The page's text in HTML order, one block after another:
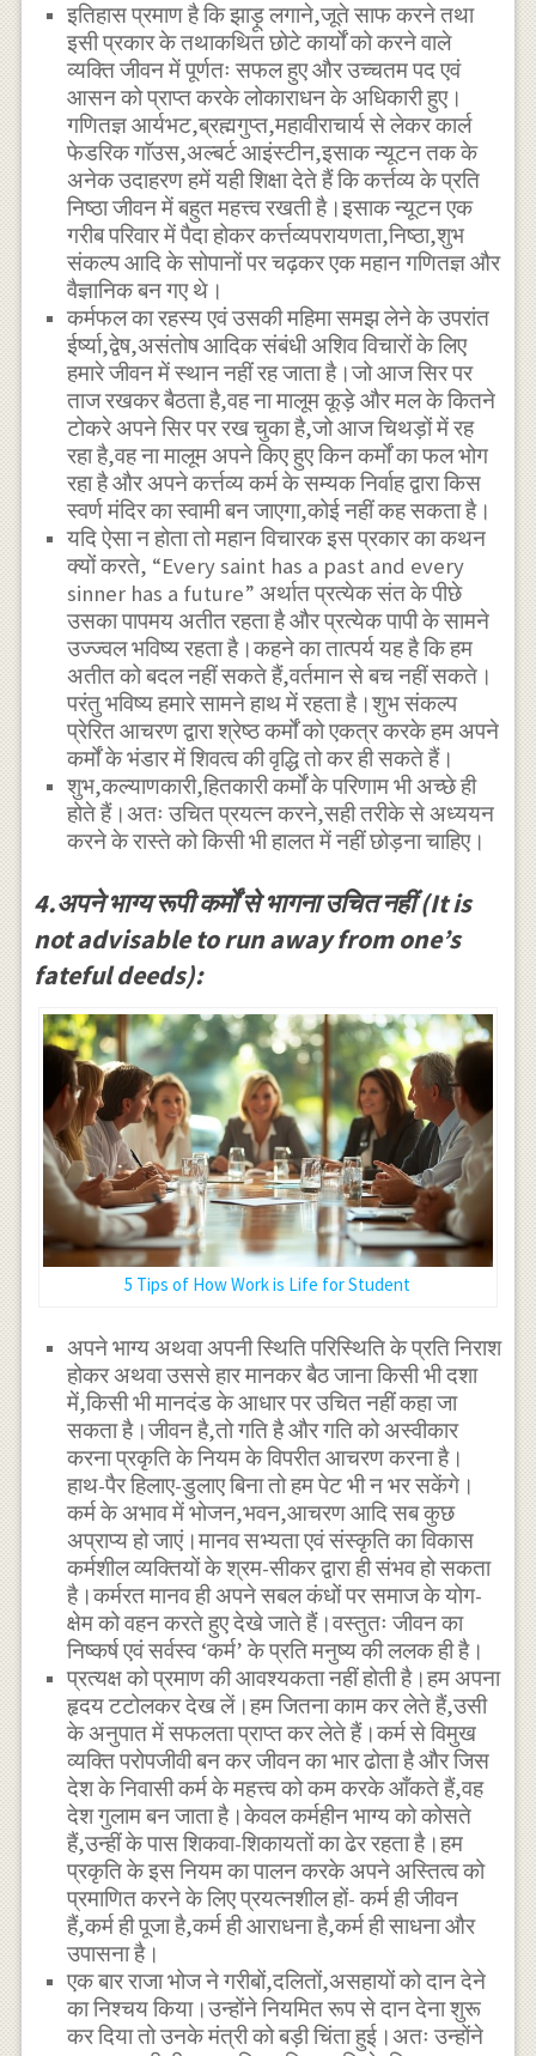
इतिहास प्रमाण है कि झाड़ू लगाने,जूते साफ करने तथा
इसी प्रकार के तथाकथित छोटे कार्यों को करने वाले
व्यक्ति जीवन में पूर्णतः सफल हुए और उच्चतम पद एवं
आसन को प्राप्त करके लोकाराधन के अधिकारी हुए।
गणितज्ञ आर्यभट,ब्रह्मगुप्त,महावीराचार्य से लेकर कार्ल
फेडरिक गाॅउस,अल्बर्ट आइंस्टीन,इसाक न्यूटन तक के
अनेक उदाहरण हमें यही शिक्षा देते हैं कि कर्त्तव्य के प्रति
निष्ठा जीवन में बहुत महत्त्व रखती है।इसाक न्यूटन एक
गरीब परिवार में पैदा होकर कर्त्तव्यपरायणता,निष्ठा,शुभ
संकल्प आदि के सोपानों पर चढ़कर एक महान गणितज्ञ और
वैज्ञानिक बन गए थे।
कर्मफल का रहस्य एवं उसकी महिमा समझ लेने के उपरांत
ईर्ष्या,द्वेष,असंतोष आदिक संबंधी अशिव विचारों के लिए
हमारे जीवन में स्थान नहीं रह जाता है।जो आज सिर पर
ताज रखकर बैठता है,वह ना मालूम कूड़े और मल के कितने
टोकरे अपने सिर पर रख चुका है,जो आज चिथड़ों में रह
रहा है,वह ना मालूम अपने किए हुए किन कर्मों का फल भोग
रहा है और अपने कर्त्तव्य कर्म के सम्यक निर्वाह द्वारा किस
स्वर्ण मंदिर का स्वामी बन जाएगा,कोई नहीं कह सकता है।
यदि ऐसा न होता तो महान विचारक इस प्रकार का कथन
क्यों करते, “Every saint has a past and every
sinner has a future” अर्थात प्रत्येक संत के पीछे
उसका पापमय अतीत रहता है और प्रत्येक पापी के सामने
उज्ज्वल भविष्य रहता है।कहने का तात्पर्य यह है कि हम
अतीत को बदल नहीं सकते हैं,वर्तमान से बच नहीं सकते।
परंतु भविष्य हमारे सामने हाथ में रहता है।शुभ संकल्प
प्रेरित आचरण द्वारा श्रेष्ठ कर्मों को एकत्र करके हम अपने
कर्मों के भंडार में शिवत्व की वृद्धि तो कर ही सकते हैं।
शुभ,कल्याणकारी,हितकारी कर्मों के परिणाम भी अच्छे ही
होते हैं।अतः उचित प्रयत्न करने,सही तरीके से अध्ययन
करने के रास्ते को किसी भी हालत में नहीं छोड़ना चाहिए।
4.अपने भाग्य रूपी कर्मों से भागना उचित नहीं (It is
not advisable to run away from one’s
fateful deeds):
5 Tips of How Work is Life for Student
अपने भाग्य अथवा अपनी स्थिति परिस्थिति के प्रति निराश
होकर अथवा उससे हार मानकर बैठ जाना किसी भी दशा
में,किसी भी मानदंड के आधार पर उचित नहीं कहा जा
सकता है।जीवन है,तो गति है और गति को अस्वीकार
करना प्रकृति के नियम के विपरीत आचरण करना है।
हाथ-पैर हिलाए-डुलाए बिना तो हम पेट भी न भर सकेंगे।
कर्म के अभाव में भोजन,भवन,आचरण आदि सब कुछ
अप्राप्य हो जाएं।मानव सभ्यता एवं संस्कृति का विकास
कर्मशील व्यक्तियों के श्रम-सीकर द्वारा ही संभव हो सकता
है।कर्मरत मानव ही अपने सबल कंधों पर समाज के योग-
क्षेम को वहन करते हुए देखे जाते हैं।वस्तुतः जीवन का
निष्कर्ष एवं सर्वस्व ‘कर्म’ के प्रति मनुष्य की ललक ही है।
प्रत्यक्ष को प्रमाण की आवश्यकता नहीं होती है।हम अपना
हृदय टटोलकर देख लें।हम जितना काम कर लेते हैं,उसी
के अनुपात में सफलता प्राप्त कर लेते हैं।कर्म से विमुख
व्यक्ति परोपजीवी बन कर जीवन का भार ढोता है और जिस
देश के निवासी कर्म के महत्त्व को कम करके आँकते हैं,वह
देश गुलाम बन जाता है।केवल कर्महीन भाग्य को कोसते
हैं,उन्हीं के पास शिकवा-शिकायतों का ढेर रहता है।हम
प्रकृति के इस नियम का पालन करके अपने अस्तित्व को
प्रमाणित करने के लिए प्रयत्नशील हों- कर्म ही जीवन
हैं,कर्म ही पूजा है,कर्म ही आराधना है,कर्म ही साधना और
उपासना है।
एक बार राजा भोज ने गरीबों,दलितों,असहायों को दान देने
का निश्चय किया।उन्होंने नियमित रूप से दान देना शुरू
कर दिया तो उनके मंत्री को बड़ी चिंता हुई।अतः उन्होंने